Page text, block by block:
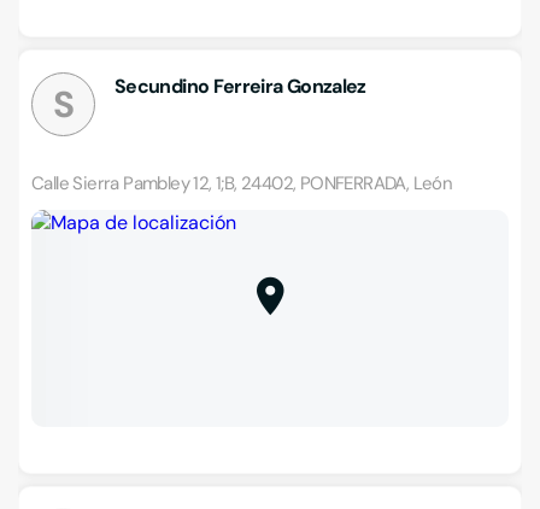
S Secundino Ferreira Gonzalez
Calle Sierra Pambley 12, 1;B, 24402, PONFERRADA, León